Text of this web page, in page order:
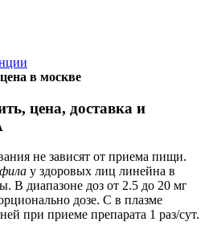
в москве
цена, доставка и
не зависят от приема пищи.
у здоровых лиц линейна в
В диапазоне доз от 2.5 до 20 мг
дозе. C в плазме
при приеме препарата 1 раз/сут.